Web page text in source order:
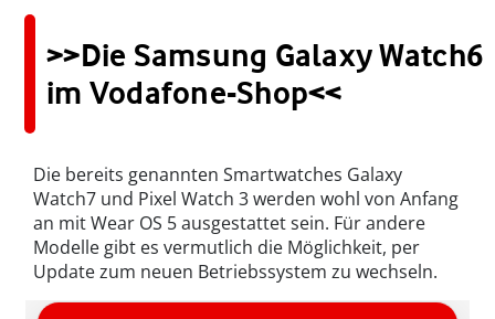
>>Die Samsung Galaxy Watch6
im Vodafone-Shop<<
Die bereits genannten Smartwatches Galaxy
Watch7 und Pixel Watch 3 werden wohl von Anfang
an mit Wear OS 5 ausgestattet sein. Für andere
Modelle gibt es vermutlich die Möglichkeit, per
Update zum neuen Betriebssystem zu wechseln.